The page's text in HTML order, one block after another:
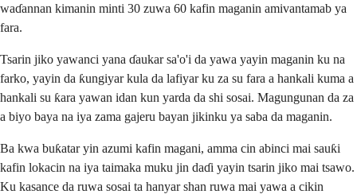
waɗannan kimanin minti 30 zuwa 60 kafin maganin amivantamab ya
fara.
Tsarin jiko yawanci yana ɗaukar sa'o'i da yawa yayin maganin ku na
farko, yayin da ƙungiyar kula da lafiyar ku za su fara a hankali kuma a
hankali su ƙara yawan idan kun yarda da shi sosai. Magungunan da za
a biyo baya na iya zama gajeru bayan jikinku ya saba da maganin.
Ba kwa buƙatar yin azumi kafin magani, amma cin abinci mai sauƙi
kafin lokacin na iya taimaka muku jin daɗi yayin tsarin jiko mai tsawo.
Ku kasance da ruwa sosai ta hanyar shan ruwa mai yawa a cikin